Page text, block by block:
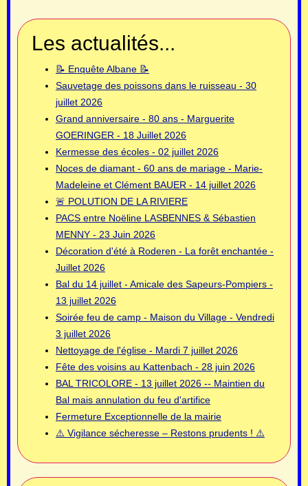
Les actualités...
📝 Enquête Albane 📝
Sauvetage des poissons dans le ruisseau - 30
juillet 2026
Grand anniversaire - 80 ans - Marguerite
GOERINGER - 18 Juillet 2026
Kermesse des écoles - 02 juillet 2026
Noces de diamant - 60 ans de mariage - Marie-
Madeleine et Clément BAUER - 14 juillet 2026
🚨 POLUTION DE LA RIVIERE
PACS entre Noëline LASBENNES & Sébastien
MENNY - 23 Juin 2026
Décoration d'été à Roderen - La forêt enchantée -
Juillet 2026
Bal du 14 juillet - Amicale des Sapeurs-Pompiers -
13 juillet 2026
Soirée feu de camp - Maison du Village - Vendredi
3 juillet 2026
Nettoyage de l'église - Mardi 7 juillet 2026
Fête des voisins au Kattenbach - 28 juin 2026
BAL TRICOLORE - 13 juillet 2026 -- Maintien du
Bal mais annulation du feu d'artifice
Fermeture Exceptionnelle de la mairie
⚠️ Vigilance sécheresse – Restons prudents ! ⚠️